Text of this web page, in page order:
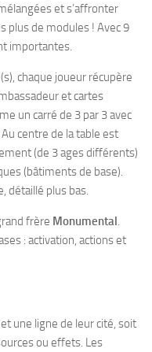
et s’affronter
plus de modules ! Avec 9
importantes.
chaque joueur récupère
et cartes
un carré de 3 par 3 avec
centre de la table est
(de 3 ages différents)
(bâtiments de base).
détaillé plus bas.
frère Monumental.
: activation, actions et
une ligne de leur cité, soit
ou effets. Les